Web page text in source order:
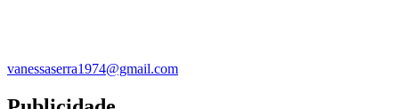
vanessaserra1974@gmail.com